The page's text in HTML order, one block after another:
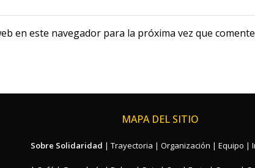
en este navegador para la próxima vez que
MAPA DEL SITIO
Sobre Solidaridad | Trayectoria | Organización | Equipo |